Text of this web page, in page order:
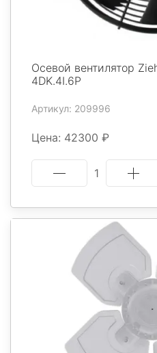
Осевой вентилятор
4DK.4I.6P
Артикул: 209996
Цена: 42300 ₽
1